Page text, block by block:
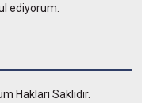
ediyorum.
Hakları Saklıdır.